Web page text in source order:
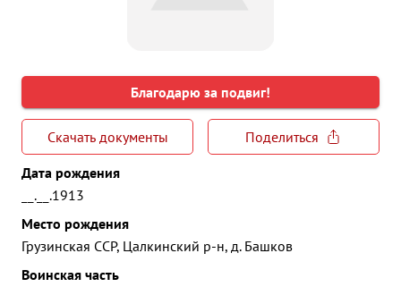
Благодарю за подвиг!
Скачать документы
Поделиться
Дата рождения
__.__.1913
Место рождения
Грузинская ССР, Цалкинский р-н, д. Башков
Воинская часть